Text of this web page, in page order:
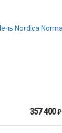
357 400₽